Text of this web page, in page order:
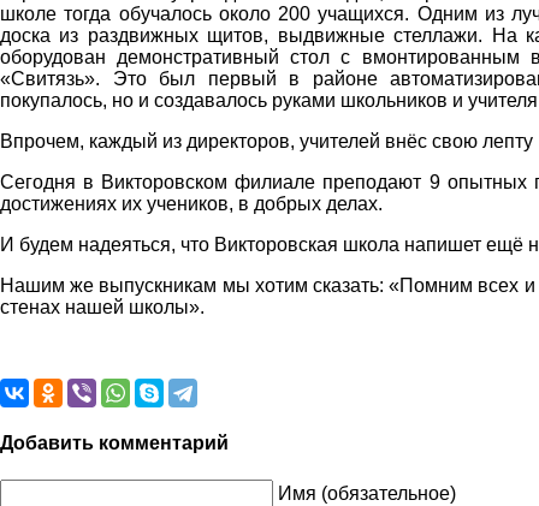
школе тогда обучалось около 200 учащихся. Одним из
доска из раздвижных щитов, выдвижные стеллажи. На
оборудован демонстративный стол с
«Свитязь». Это был первый в районе
покупалось, но и создавалось руками школьников и
Впрочем, каждый из директоров, учителей внёс свою
Сегодня в Викторовском филиале преподают 9 опытных
достижениях их учеников, в добрых делах.
И будем надеяться, что Викторовская школа напишет ещё
Нашим же выпускникам мы хотим сказать: «Помним всех
стенах нашей школы».
Добавить комментарий
Имя (обязательное)